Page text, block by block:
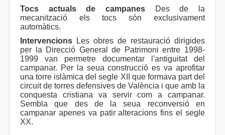
Tocs actuals de campanes Des de la
mecanització els tocs són exclusivament
automàtics.
Intervencions Les obres de restauració dirigides
per la Direcció General de Patrimoni entre 1998-
1999 van permetre documentar l'antiguitat del
campanar. Per la seua construcció es va aprofitar
una torre islàmica del segle XII que formava part del
circuit de torres defensives de València i que amb la
conquesta cristiana va servir com a campanar.
Sembla que des de la seua reconversió en
campanar apenes va patir alteracions fins el segle
XX.